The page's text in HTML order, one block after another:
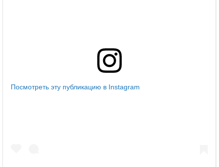
Посмотреть эту публикацию в Instagram